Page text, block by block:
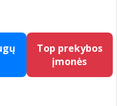
Top prekybos
įmonės